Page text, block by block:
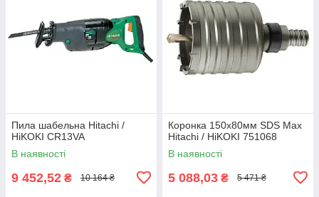
Пила шабельна Hitachi /
HiKOKI CR13VA
В наявності
9 452,52 ₴ 10 164 ₴
Коронка 150х80мм SDS Max
Hitachi / HiKOKI 751068
В наявності
5 088,03 ₴ 5 471 ₴